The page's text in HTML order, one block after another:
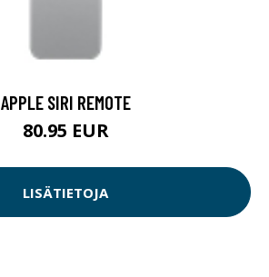
APPLE SIRI REMOTE
80.95 EUR
LISÄTIETOJA